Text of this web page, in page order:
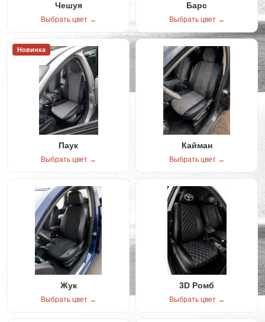
Чешуя
Выбрать цвет →
Барс
Выбрать цвет →
Новинка
Паук
Выбрать цвет →
Кайман
Выбрать цвет →
Жук
Выбрать цвет →
3D Ромб
Выбрать цвет →